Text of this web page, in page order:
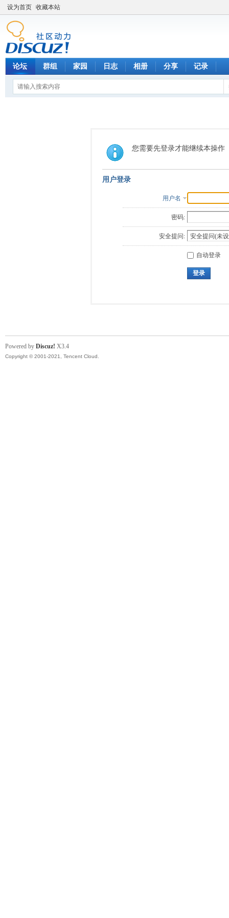
设为首页 收藏本站
论坛 群组 家园 日志 相册 分享 记录
您需要先登录才能继续本操作
用户登录
用户名
密码:
安全提问:
自动登录
登录
Powered by Discuz! X3.4
Copyright © 2001-2021, Tencent Cloud.